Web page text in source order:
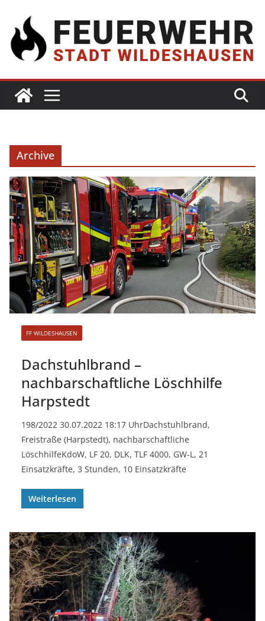
Archive
FF WILDESHAUSEN
Dachstuhlbrand –
nachbarschaftliche Löschhilfe
Harpstedt
198/2022 30.07.2022 18:17 UhrDachstuhlbrand,
Freistraße (Harpstedt), nachbarschaftliche
LöschhilfeKdoW, LF 20, DLK, TLF 4000, GW-L, 21
Einsatzkräfte, 3 Stunden, 10 Einsatzkräfte
Weiterlesen